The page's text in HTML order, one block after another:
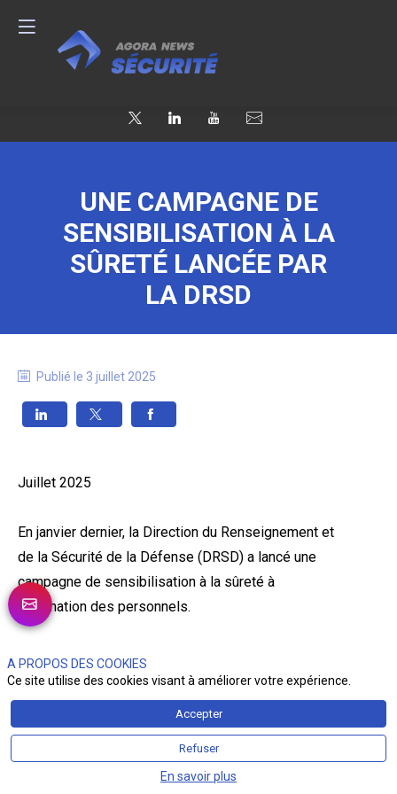
UNE CAMPAGNE DE
SENSIBILISATION À LA
SÛRETÉ LANCÉE PAR
LA DRSD
Publié le 3 juillet 2025
Juillet 2025
En janvier dernier, la Direction du Renseignement et
de la Sécurité de la Défense (DRSD) a lancé une
campagne de sensibilisation à la sûreté à
destination des personnels.
Quinze affiches ont été créées, chacune portant un
message fort et des conseils concrets pour
rappeler les bons réflexes du quotidien : vigilance,
discrétion, protection des informations et des
A PROPOS DES COOKIES
Ce site utilise des cookies visant à améliorer votre expérience.
Accepter
Refuser
En savoir plus